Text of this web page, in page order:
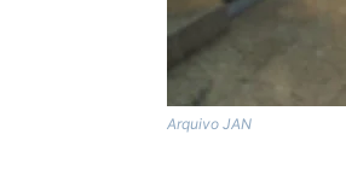
Arquivo JAN